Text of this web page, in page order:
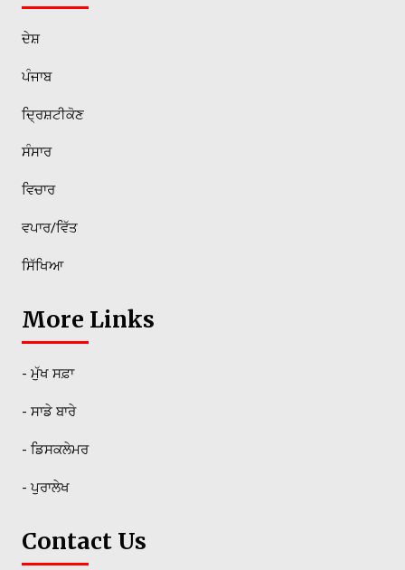
ਦੇਸ਼
ਪੰਜਾਬ
ਦ੍ਰਿਸ਼ਟੀਕੋਣ
ਸੰਸਾਰ
ਵਿਚਾਰ
ਵਪਾਰ/ਵਿੱਤ
ਸਿੱਖਿਆ
More Links
- ਮੁੱਖ ਸਫ਼ਾ
- ਸਾਡੇ ਬਾਰੇ
- ਡਿਸਕਲੇਮਰ
- ਪੁਰਾਲੇਖ
Contact Us